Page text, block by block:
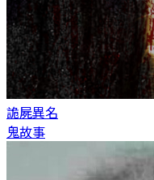
詭屍異名
鬼故事